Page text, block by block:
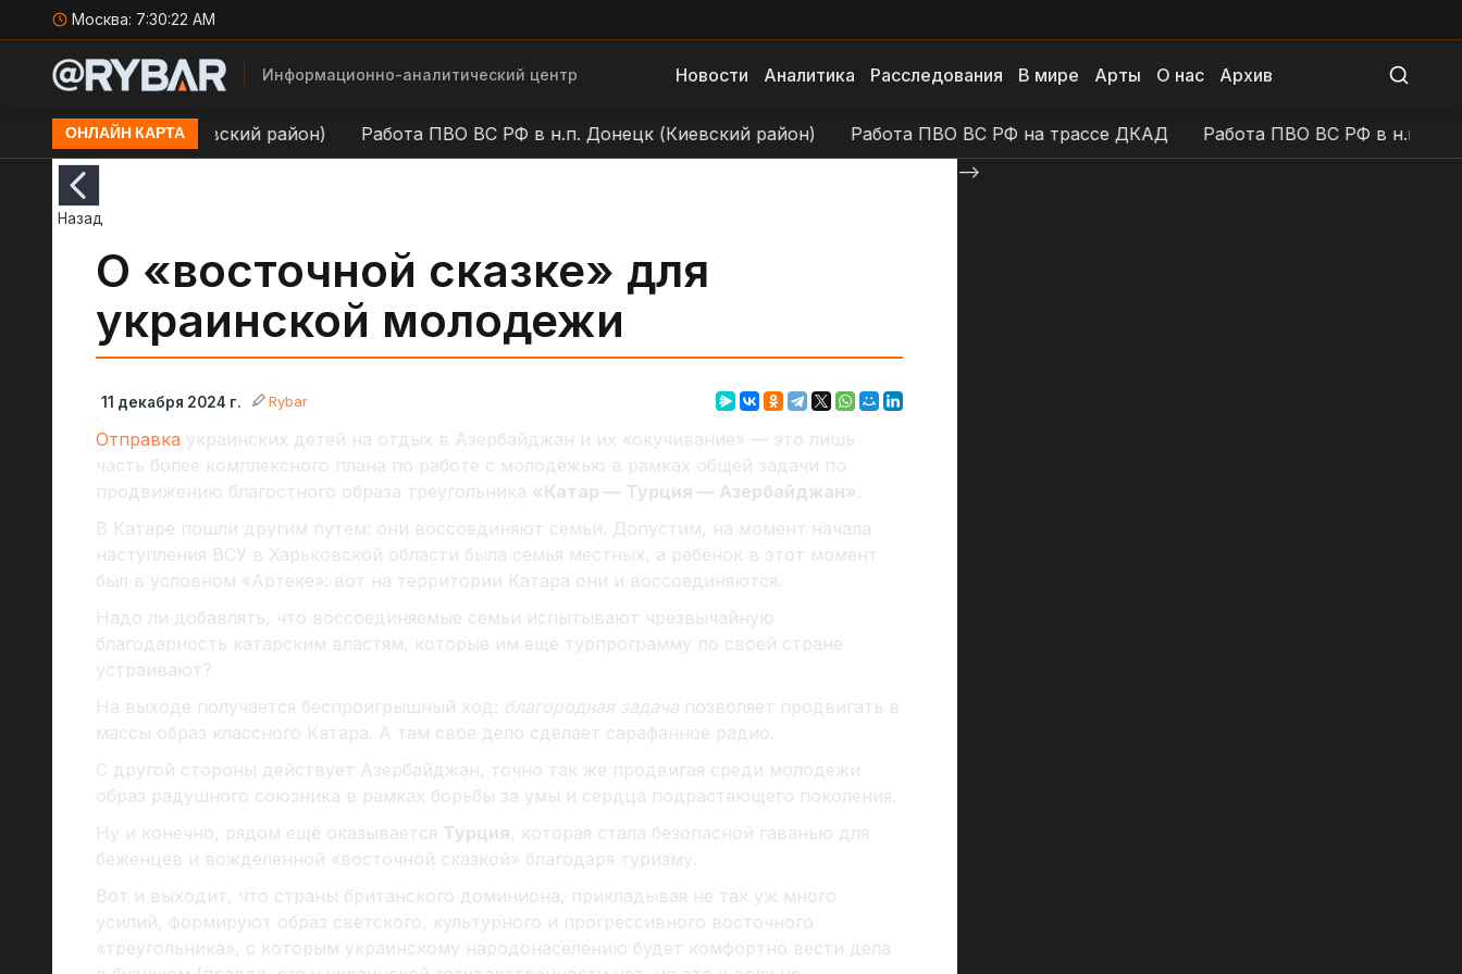
Москва: 7:30:23 AM
Информационно-аналитический центр Новости Аналитика Расследования В мире Арты О нас Архив
ОНЛАЙН КАРТА
(Куйбышевский район) Работа ПВО ВС РФ в н.п. Донецк (Киевский район) Работа ПВО ВС РФ на трассе ДКАД Работа ПВО ВС РФ в н.п. Донецк
Назад
О «восточной сказке» для
украинской молодежи
11 декабря 2024 г. Rybar
Отправка украинских детей на отдых в Азербайджан и их «окучивание» — это лишь
часть более комплексного плана по работе с молодёжью в рамках общей задачи по
продвижению благостного образа треугольника «Катар — Турция — Азербайджан» .
В Катаре пошли другим путем: они воссоединяют семьи. Допустим, на момент начала
наступления ВСУ в Харьковской области была семья местных, а ребёнок в этот момент
был в условном «Артеке»: вот на территории Катара они и воссоединяются.
Надо ли добавлять, что воссоединяемые семьи испытывают чрезвычайную
благодарность катарским властям, которые им ещё турпрограмму по своей стране
устраивают?
На выходе получается беспроигрышный ход: благородная задача позволяет продвигать в
массы образ классного Катара. А там свое дело сделает сарафанное радио.
С другой стороны действует Азербайджан, точно так же продвигая среди молодежи
образ радушного союзника в рамках борьбы за умы и сердца подрастающего поколения.
Ну и конечно, рядом ещё оказывается Турция, которая стала безопасной гаванью для
беженцев и вожделенной «восточной сказкой» благодаря туризму.
Вот и выходит, что страны британского доминиона, прикладывая не так уж много
усилий, формируют образ светского, культурного и прогрессивного восточного
«треугольника», с которым украинскому народонаселению будет комфортно вести дела
-->